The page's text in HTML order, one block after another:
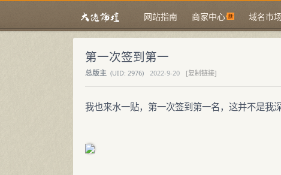
网站指南 商家中心 域名市场
第一次签到第一
总版主 (UID: 2976) 2022-9-20
[复制链接]
我也来水一贴，第一次签到第一名，这并不是我